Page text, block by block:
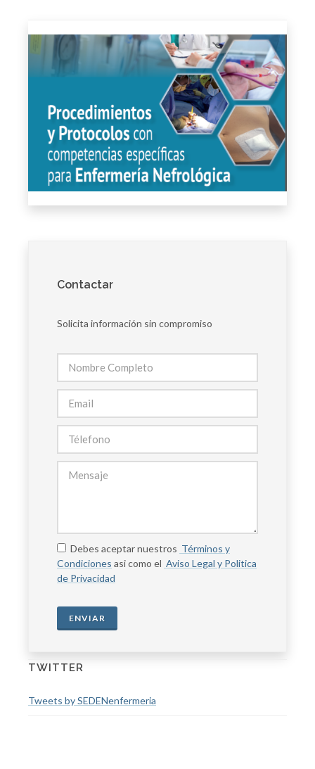
Contactar
Solicita información sin compromiso
Debes aceptar nuestros Términos y
Condiciones asi como el Aviso Legal y Politica
de Privacidad
ENVIAR
TWITTER
Tweets by SEDENenfermeria